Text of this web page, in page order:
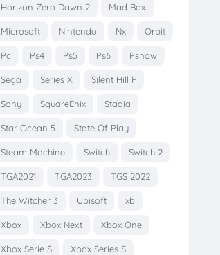
Horizon Zero Dawn 2 Mad Box.
Microsoft Nintendo Nx Orbit
Pc Ps4 Ps5 Ps6 Psnow
Sega Series X Silent Hill F
Sony SquareEnix Stadia
Star Ocean 5 State Of Play
Steam Machine Switch Switch 2
TGA2021 TGA2023 TGS 2022
The Witcher 3 Ubisoft xb
Xbox Xbox Next Xbox One
Xbox Serie S Xbox Series S